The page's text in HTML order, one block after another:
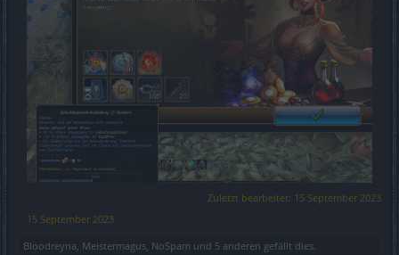
Zuletzt bearbeitet: 15 September 2023
15 September 2023
Bloodreyna, Meistermagus, NoSpam und 5 anderen gefällt dies.